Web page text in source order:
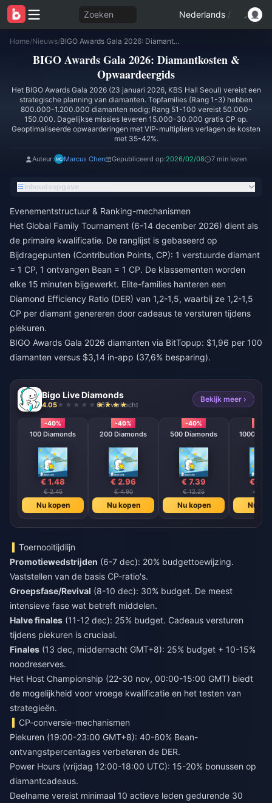
Zoeken Nederlands /
Home/Nieuws/ BIGO Awards Gala 2026: Diamantkosten & Opwaardeergids
BIGO Awards Gala 2026: Diamantkosten &
Opwaardeergids
Het BIGO Awards Gala 2026 (23 januari 2026, KBS Hall Seoul) vereist een
strategische planning van diamanten. Topfamilies (Rang 1-3) hebben
800.000-1.200.000 diamanten nodig; Rang 51-100 vereist 50.000-
150.000. Dagelijkse missies leveren 15.000-30.000 gratis CP op.
Geoptimaliseerde opwaarderingen met VIP-multipliers verlagen de kosten
met 35-42%.
Auteur: Marcus Chen Gepubliceerd op:2026/02/08 7 min lezen
Inhoudsopgave
Evenementstructuur & Ranking-mechanismen
Het Global Family Tournament (6-14 december 2026) dient als
de primaire kwalificatie. De ranglijst is gebaseerd op
Bijdragepunten (Contribution Points, CP): 1 verstuurde diamant
= 1 CP, 1 ontvangen Bean = 1 CP. De klassementen worden
elke 15 minuten bijgewerkt. Elite-families hanteren een
Diamond Efficiency Ratio (DER) van 1,2-1,5, waarbij ze 1,2-1,5
CP per diamant genereren door cadeaus te versturen tijdens
piekuren.
BIGO Awards Gala 2026 diamanten via BitTopup: $1,96 per 100
diamanten versus $3,14 in-app (37,6% besparing).
Bigo Live Diamonds
4.05 667 verkocht
Bekijk meer ›
-40%
100 Diamonds
€ 1.48
€ 2.45
Nu kopen
-40%
200 Diamonds
€ 2.96
€ 4.90
Nu kopen
-40%
500 Diamonds
€ 7.39
€ 12.25
Nu kopen
1000
€
€
Nu
Toernooitijdlijn
Promotiewedstrijden (6-7 dec): 20% budgettoewijzing.
Vaststellen van de basis CP-ratio's.
Groepsfase/Revival (8-10 dec): 30% budget. De meest
intensieve fase wat betreft middelen.
Halve finales (11-12 dec): 25% budget. Cadeaus versturen
tijdens piekuren is cruciaal.
Finales (13 dec, middernacht GMT+8): 25% budget + 10-15%
noodreserves.
Het Host Championship (22-30 nov, 00:00-15:00 GMT) biedt
de mogelijkheid voor vroege kwalificatie en het testen van
strategieën.
CP-conversie-mechanismen
Piekuren (19:00-23:00 GMT+8): 40-60% Bean-
ontvangstpercentages verbeteren de DER.
Power Hours (vrijdag 12:00-18:00 UTC): 15-20% bonussen op
diamantcadeaus.
Deelname vereist minimaal 10 actieve leden gedurende 30